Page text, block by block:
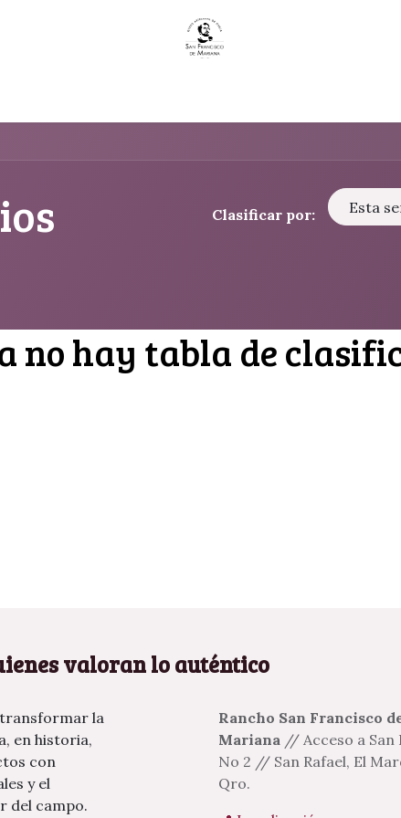
Clasificar por: Esta
no hay tabla de
valoran lo auténtico
la
en historia,
con
y el
del campo.
Rancho San Francisco
Mariana // Acceso a San
No 2 // San Rafael, El
Qro.